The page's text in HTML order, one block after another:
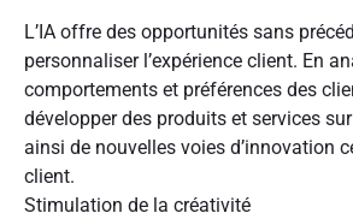
L’IA offre des opportunités sans
personnaliser l’expérience client. En
comportements et préférences des
développer des produits et services
ainsi de nouvelles voies d’innovation
client.
Stimulation de la créativité